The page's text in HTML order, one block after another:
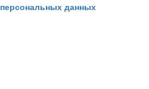
данных